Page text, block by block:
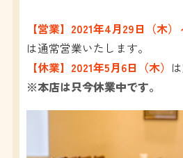
【営業】2021年4月29日（木）
は通常営業いたします。
【休業】2021年5月6日（木）
※本店は只今休業中です。